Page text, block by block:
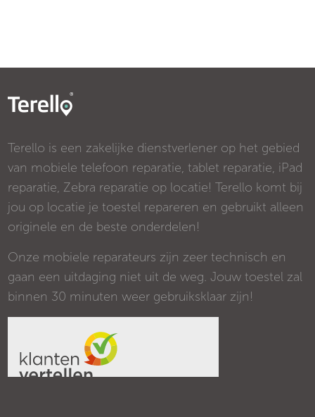
Terello is een zakelijke dienstverlener op het gebied
van mobiele telefoon reparatie, tablet reparatie, iPad
reparatie, Zebra reparatie op locatie! Terello komt bij
jou op locatie je toestel repareren en gebruikt alleen
originele en de beste onderdelen!
Onze mobiele reparateurs zijn zeer technisch en
gaan een uitdaging niet uit de weg. Jouw toestel zal
binnen 30 minuten weer gebruiksklaar zijn!